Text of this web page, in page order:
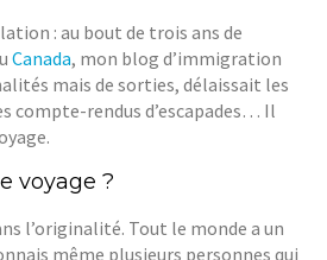
: au bout de trois ans de
Canada, mon blog d’immigration
mais de sorties, délaissait les
compte-rendus d’escapades… Il
voyage ?
l’originalité. Tout le monde a un
même plusieurs personnes qui